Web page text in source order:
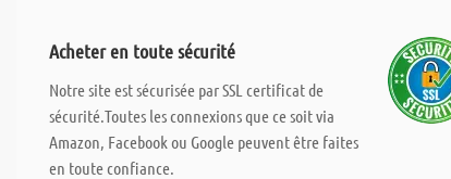
Acheter en toute sécurité
Notre site est sécurisée par SSL certificat de
sécurité.Toutes les connexions que ce soit via
Amazon, Facebook ou Google peuvent être faites
en toute confiance.